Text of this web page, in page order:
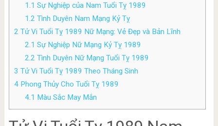
1.1 Sự Nghiệp của Nam Tuổi Tỵ 1989
1.2 Tình Duyên Nam Mạng Kỷ Tỵ
2 Tử Vi Tuổi Tỵ 1989 Nữ Mạng: Vẻ Đẹp và Bản Lĩnh
2.1 Sự Nghiệp Nữ Mạng Kỷ Tỵ 1989
2.2 Tình Duyên Nữ Mạng Tuổi Tỵ 1989
3 Tử Vi Tuổi Tỵ 1989 Theo Tháng Sinh
4Phong Thủy Cho Tuổi Tỵ 1989
4.1 Màu Sắc May Mắn